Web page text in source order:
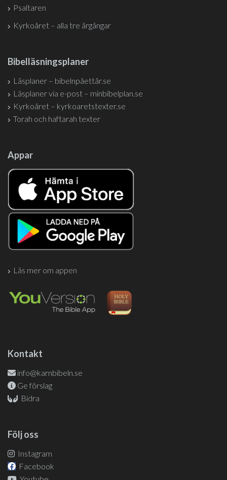
Psaltaren
Kyrkoåret – alla tre årgångar
Bibelläsningsplaner
Läsplaner – bibelnpåettår.se
Läsplaner via e-post – minbibelplan.se
Kyrkoåret – kyrkoaretstexter.se
Torah och haftarah texter
Appar
Läs mer om appen
Kontakt
info@karnbibeln.se
Ge förslag
Bidra
Följ oss
Instagram
Facebook